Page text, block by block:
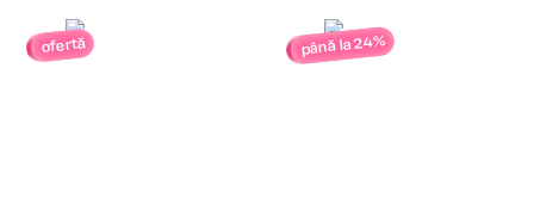
ofertă până la 24%